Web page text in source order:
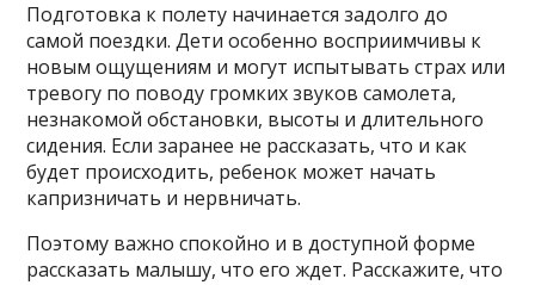
Подготовка к полету начинается задолго до
самой поездки. Дети особенно восприимчивы к
новым ощущениям и могут испытывать страх или
тревогу по поводу громких звуков самолета,
незнакомой обстановки, высоты и длительного
сидения. Если заранее не рассказать, что и как
будет происходить, ребенок может начать
капризничать и нервничать.
Поэтому важно спокойно и в доступной форме
рассказать малышу, что его ждет. Расскажите, что